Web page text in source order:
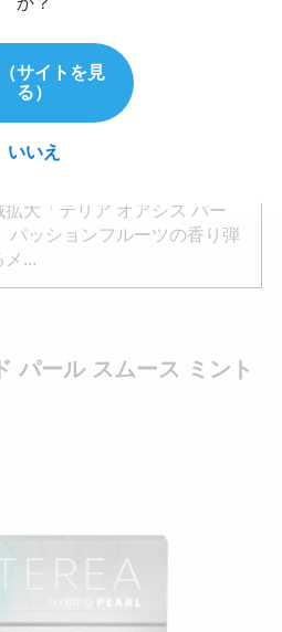
濃いレギュラー「センティア
プ...
拡大「テリア オアシス パー
パッションフルーツの香り弾
メ...
パール スムース ミント
サイトを見
る）
いいえ